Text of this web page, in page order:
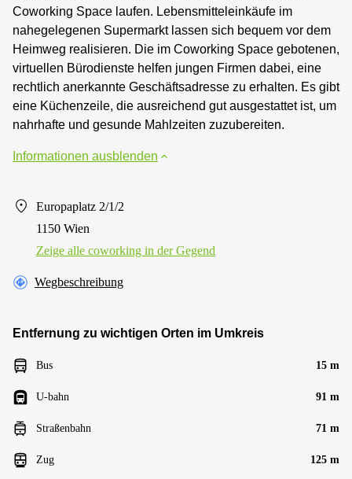
Coworking Space laufen. Lebensmitteleinkäufe im
nahegelegenen Supermarkt lassen sich bequem vor dem
Heimweg realisieren. Die im Coworking Space gebotenen,
virtuellen Bürodienste helfen jungen Firmen dabei, eine
rechtlich anerkannte Geschäftsadresse zu erhalten. Es gibt
eine Küchenzeile, die ausreichend gut ausgestattet ist, um
nahrhafte und gesunde Mahlzeiten zuzubereiten.
Informationen ausblenden
Europaplatz 2/1/2
1150 Wien
Zeige alle сoworking in der Gegend
Wegbeschreibung
Entfernung zu wichtigen Orten im Umkreis
Bus 15 m
U-bahn 91 m
Straßenbahn 71 m
Zug 125 m